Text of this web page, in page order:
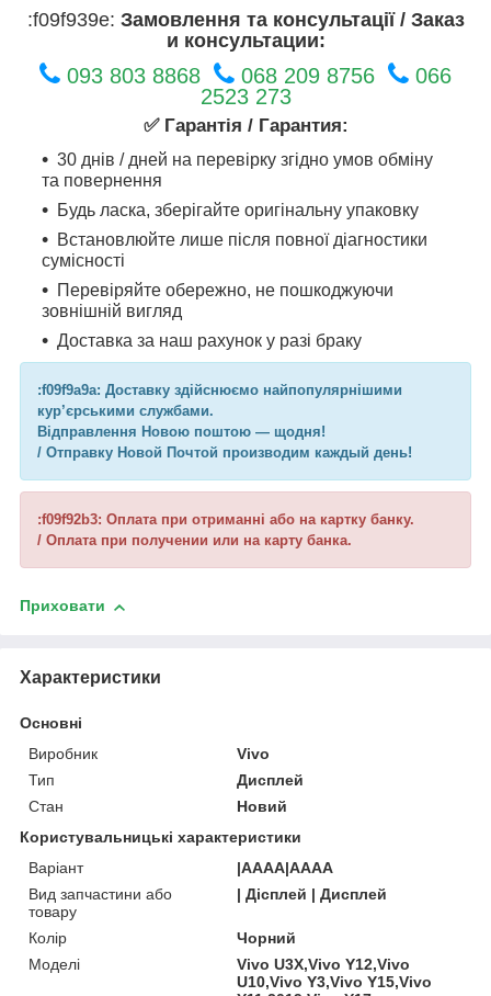
:f09f939e: Замовлення та консультації / Заказ
и консультации:
093 803 8868 068 209 8756
066
2523 273
✅ Гарантія / Гарантия:
30 днів / дней на перевірку згідно умов обміну
та повернення
Будь ласка, зберігайте оригінальну упаковку
Встановлюйте лише після повної діагностики
сумісності
Перевіряйте обережно, не пошкоджуючи
зовнішній вигляд
Доставка за наш рахунок у разі браку
:f09f9a9a: Доставку здійснюємо найпопулярнішими
кур’єрськими службами.
Відправлення Новою поштою — щодня!
/ Отправку Новой Почтой производим каждый день!
:f09f92b3: Оплата при отриманні або на картку банку.
/ Оплата при получении или на карту банка.
Приховати
Характеристики
Основні
Виробник
Vivo
Тип
Дисплей
Стан
Новий
Користувальницькі характеристики
Варіант
|AAAA|AAAA
Вид запчастини або
товару
| Дісплей | Дисплей
Колір
Чорний
Моделі
Vivo U3X,Vivo Y12,Vivo
U10,Vivo Y3,Vivo Y15,Vivo